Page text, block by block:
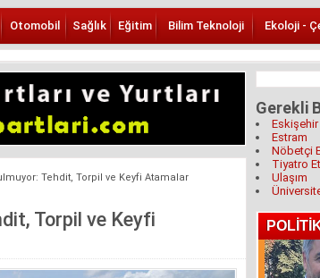
Otomobil Sağlık Eğitim Bilim Teknoloji Ekoloji -
Tehdit, Torpil ve Keyfi Atamalar
Torpil ve Keyfi
Gerekli
Estram
Nöbetçi
Tiyatro
Ulaşım